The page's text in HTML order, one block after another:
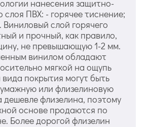
нанесения защитно-
слоя ПВХ: - горячее тиснение;
Виниловый слой горячего
и прочный, как правило,
не превышающую 1-2 мм.
винилом обладают
мягкой на ощупь
покрытия могут быть
или флизелиновую
дешевле флизелина, поэтому
основе продаются по
Более дорогой флизелин